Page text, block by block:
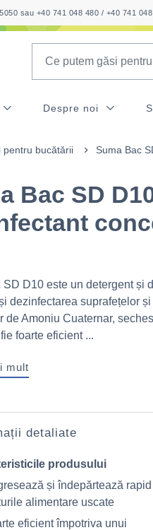
sau +40 741 048 480 / +40 741 048
Despre noi
pentru bucătării Suma Bac
Bac SD
SD D10 este un detergent și
dezinfectarea suprafețelor
de Amoniu Cuaternar,
foarte eficient ...
mult
detaliate
produsului
și îndepărtează rapid
alimentare uscate
eficient împotriva unui